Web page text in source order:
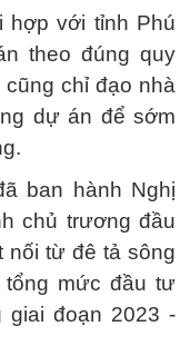
hợp với tỉnh Phú
theo đúng quy
chỉ đạo nhà
dự án để sớm
ban hành Nghị
chủ trương đầu
nối từ đê tả sông
tổng mức đầu tư
giai đoạn 2023 -